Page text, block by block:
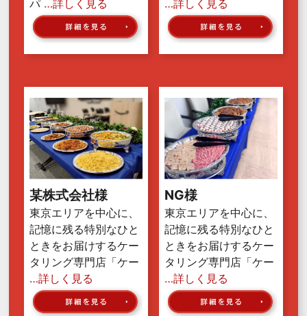
パ …詳しく見る …詳しく見る
某株式会社様
東京エリアを中心に、
記憶に残る特別なひと
ときをお届けするケー
タリング専門店「ケー
…詳しく見る
NG様
東京エリアを中心に、
記憶に残る特別なひと
ときをお届けするケー
タリング専門店「ケー
…詳しく見る